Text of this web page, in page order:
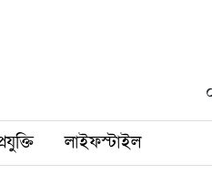
লাইফস্টাইল